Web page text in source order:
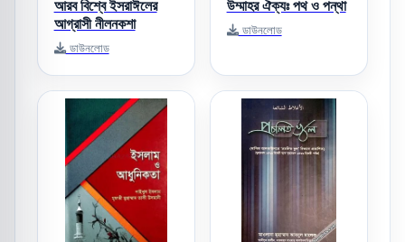
আরব বিশ্বে ইসরাঈলের
আগ্রাসী নীলনকশা
ডাউনলোড
উম্মাহর ঐক্যঃ পথ ও পন্থা
ডাউনলোড